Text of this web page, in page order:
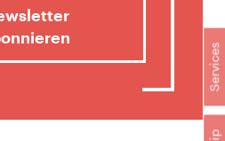
Services